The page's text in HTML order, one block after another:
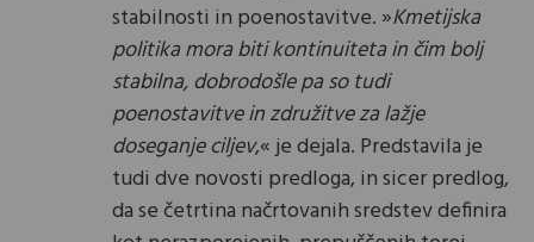
stabilnosti in poenostavitve. »Kmetijska
politika mora biti kontinuiteta in čim bolj
stabilna, dobrodošle pa so tudi
poenostavitve in združitve za lažje
doseganje ciljev,« je dejala. Predstavila je
tudi dve novosti predloga, in sicer predlog,
da se četrtina načrtovanih sredstev definira